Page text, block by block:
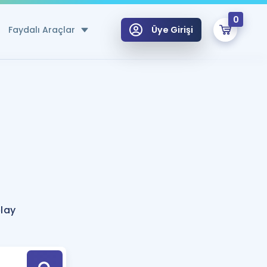
Faydalı Araçlar
Hesaplama Aracı
için Öneriler
Tek Takvimde
Üye Girişi
0
Hoca ile seni sınava hazırlayacak onlarca eğitim seni bekliyor!